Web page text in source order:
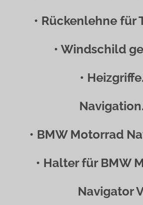
• Rückenlehne für
• Windschild
• Heizgriffe.
Navigation.
• BMW Motorrad
• Halter für BMW
Navigator